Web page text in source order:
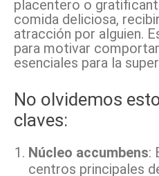
placentero o
comida deliciosa,
atracción por alguien.
para motivar
esenciales para la
No olvidemos
claves:
Núcleo accumbens:
centros principales